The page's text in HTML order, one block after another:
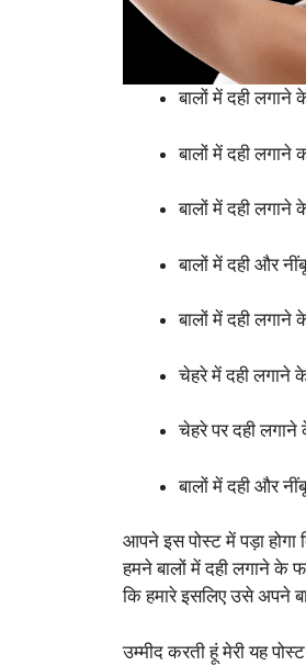
बालों में दही
बालों में दही लगाने
बालों में दही
बालों में दही और
बालों में दही लगाने
चेहरे में दही लगाने
चेहरे पर दही
बालों में दही और
आपने इस पोस्ट में पड़ा होगा
हमने बालों में दही लगाने के
कि हमारे इसलिए उसे अपने
उम्मीद करती हूं मेरी यह